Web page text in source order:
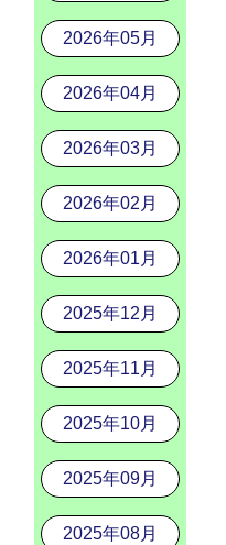
2026年05月
2026年04月
2026年03月
2026年02月
2026年01月
2025年12月
2025年11月
2025年10月
2025年09月
2025年08月